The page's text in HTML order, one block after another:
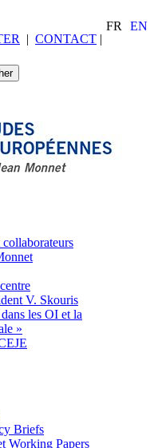
FR
EN
| CONTACT |
collaborateurs
V. Skouris
les OI et la
»
Briefs
Working Papers